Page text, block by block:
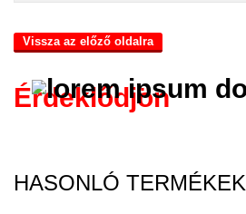
Vissza az előző oldalra
Érdeklődjön
HASONLÓ TERMÉKEK